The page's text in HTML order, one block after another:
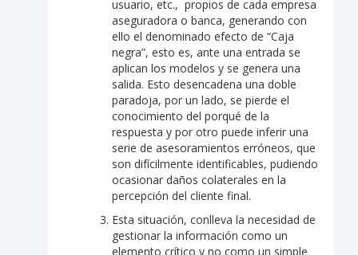
usuario, etc., propios de cada empresa
aseguradora o banca, generando con
ello el denominado efecto de “Caja
negra”, esto es, ante una entrada se
aplican los modelos y se genera una
salida. Esto desencadena una doble
paradoja, por un lado, se pierde el
conocimiento del porqué de la
respuesta y por otro puede inferir una
serie de asesoramientos erróneos, que
son difícilmente identificables, pudiendo
ocasionar daños colaterales en la
percepción del cliente final.
Esta situación, conlleva la necesidad de
gestionar la información como un
elemento crítico y no como un simple